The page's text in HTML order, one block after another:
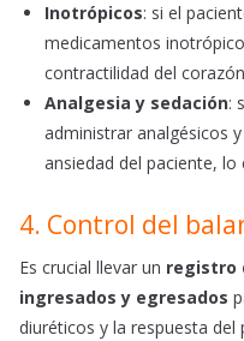
Inotrópicos: si el
medicamentos
contractilidad del
Analgesia y sedación:
administrar analgésicos
ansiedad del paciente,
4. Control del
Es crucial llevar un registro
ingresados y egresados
diuréticos y la respuesta